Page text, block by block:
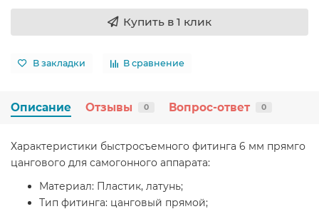
Купить в 1 клик
В закладки В сравнение
Описание Отзывы 0 Вопрос-ответ 0
Характеристики быстросъемного фитинга 6 мм прямго
цангового для самогонного аппарата:
Материал: Пластик, латунь;
Тип фитинга: цанговый прямой;